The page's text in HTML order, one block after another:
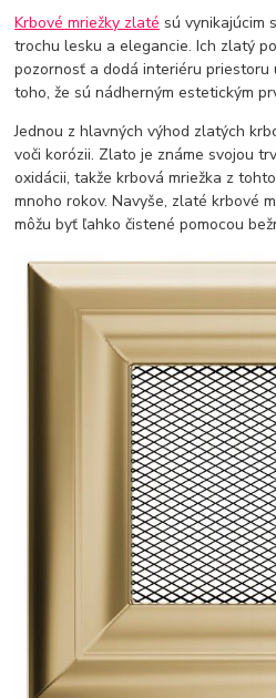
Krbové mriežky zlaté sú vynikajúcim
trochu lesku a elegancie. Ich zlatý
pozornosť a dodá interiéru priestoru
toho, že sú nádherným estetickým
Jednou z hlavných výhod zlatých
voči korózii. Zlato je známe svojou
oxidácii, takže krbová mriežka z
mnoho rokov. Navyše, zlaté krbové
môžu byť ľahko čistené pomocou